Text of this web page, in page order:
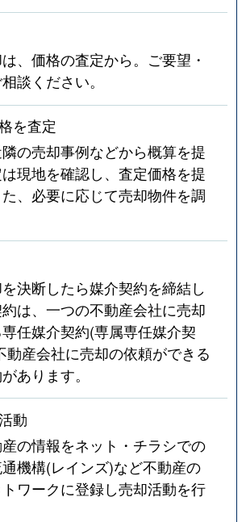
、価格の査定から。ご要望・
談ください。
を査定
の売却事例などから概算を提
現地を確認し、査定価格を提
、必要に応じて売却物件を調
決断したら媒介契約を締結し
は、一つの不動産会社に売却
任媒介契約(専属専任媒介契
動産会社に売却の依頼ができる
あります。
動
の情報をネット・チラシでの
機構(レインズ)など不動産の
ワークに登録し売却活動を行